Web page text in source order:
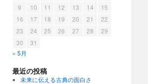
« 5月
9
10 11 12 13 14
15
16
17 18 19 20 21
22
23
24 25 26 27 28
29
30
31
最近の投稿
未来に伝える古典の面白さ